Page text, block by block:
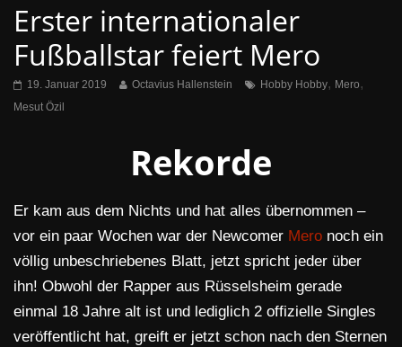
Erster internationaler
Fußballstar feiert Mero
19. Januar 2019 Octavius Hallenstein Hobby Hobby, Mero,
Mesut Özil
Rekorde
Er kam aus dem Nichts und hat alles übernommen –
vor ein paar Wochen war der Newcomer Mero noch ein
völlig unbeschriebenes Blatt, jetzt spricht jeder über
ihn! Obwohl der Rapper aus Rüsselsheim gerade
einmal 18 Jahre alt ist und lediglich 2 offizielle Singles
veröffentlicht hat, greift er jetzt schon nach den Sternen